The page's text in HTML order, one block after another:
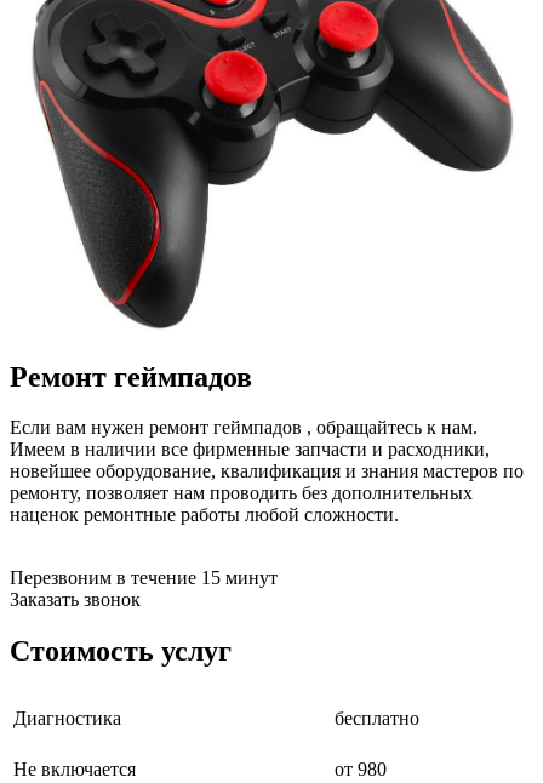
автохолодильников
автокондиционера
автоматики для генераторов
автоматики управления
автоматики вентустановок
автомобильных телевизоров
автомоек
автотрансформаторов
багги
бактерицидной лампы
беговых дорожек
бензобуров
бензогенераторов
бензоножниц
бензопил
бензорезов
беспроводных систем мониторинга
бетоноломов
бетономешалок
безменов
биговщиков
биноклей
блендеров
блоков автоматики насосов
блоков диспетчеризации
блоков подключения
бормашин
брудеров
Ремонт геймпадов
Если вам нужен ремонт геймпадов , обращайтесь к нам.
Имеем в наличии все фирменные запчасти и расходники,
новейшее оборудование, квалификация и знания мастеров по
ремонту, позволяет нам проводить без дополнительных
наценок ремонтные работы любой сложности.
Перезвоним в течение 15 минут
Заказать звонок
Стоимость услуг
Диагностика бесплатно
Не включается от 980